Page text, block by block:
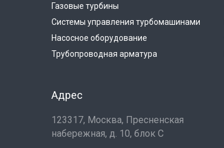
Газовые турбины
Системы управления турбомашинами
Насосное оборудование
Трубопроводная арматура
Адрес
123317, Москва, Пресненская
набережная, д. 10, блок С